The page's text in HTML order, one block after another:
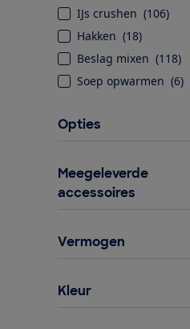
IJs crushen (106)
Hakken (18)
Beslag mixen (118)
Soep opwarmen (6)
Opties
Meegeleverde
accessoires
Vermogen
Kleur